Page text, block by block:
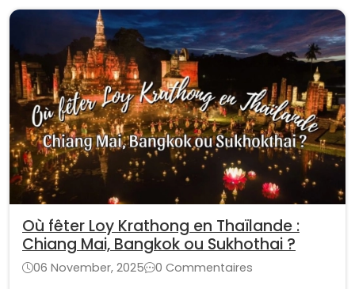
Où fêter Loy Krathong en Thaïlande :
Chiang Mai, Bangkok ou Sukhothai ?
06 November, 2025
0 Commentaires